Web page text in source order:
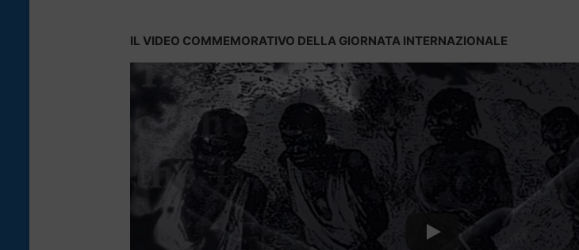
IL VIDEO COMMEMORATIVO DELLA GIORNATA INTERNAZIONALE